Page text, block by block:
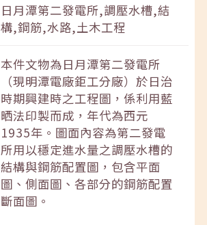
日月潭第二發電所,調壓水槽,結
構,鋼筋,水路,土木工程
本件文物為日月潭第二發電所
（現明潭電廠鉅工分廠）於日治
時期興建時之工程圖，係利用藍
晒法印製而成，年代為西元
1935年。圖面內容為第二發電
所用以穩定進水量之調壓水槽的
結構與鋼筋配置圖，包含平面
圖、側面圖、各部分的鋼筋配置
斷面圖。